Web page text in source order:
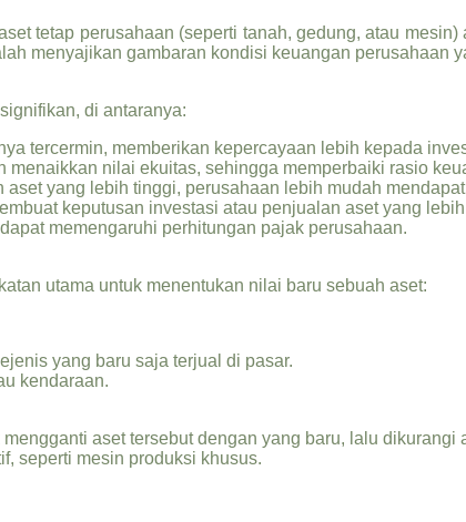
tetap perusahaan (seperti tanah, gedung, atau
menyajikan gambaran kondisi keuangan perusahaan
di antaranya:
tercermin, memberikan kepercayaan lebih kepada
menaikkan nilai ekuitas, sehingga memperbaiki rasio
aset yang lebih tinggi, perusahaan lebih mudah
keputusan investasi atau penjualan aset yang
memengaruhi perhitungan pajak perusahaan.
utama untuk menentukan nilai baru sebuah aset:
yang baru saja terjual di pasar.
kendaraan.
aset tersebut dengan yang baru, lalu dikurangi
seperti mesin produksi khusus.